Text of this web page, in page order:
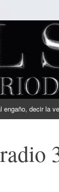
engaño, decir la